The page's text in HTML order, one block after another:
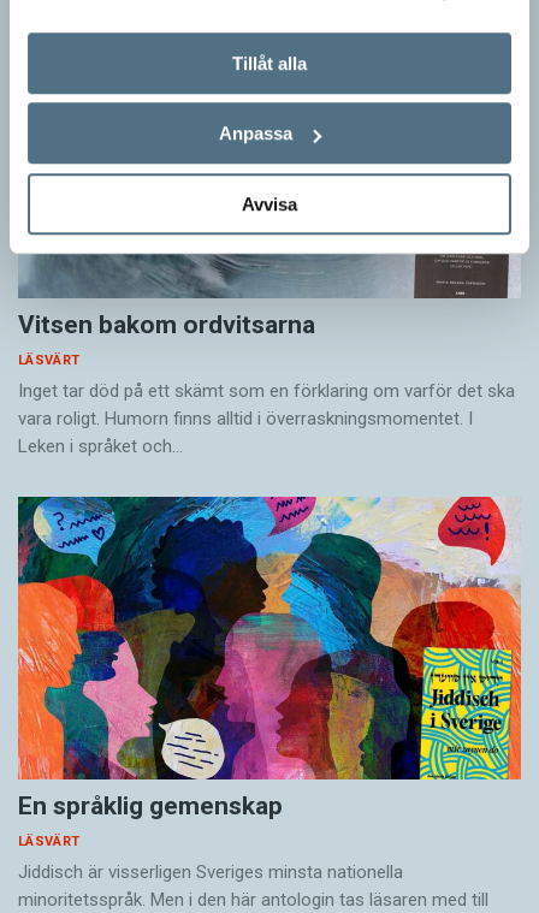
Tillåt alla
Anpassa
Avvisa
Vitsen bakom ordvitsarna
LÄSVÄRT
Inget tar död på ett skämt som en förklaring om varför det ska
vara roligt. Humorn finns alltid i överrask­ningsmomentet. I
Leken i språket och…
En språklig gemenskap
LÄSVÄRT
Jiddisch är visserligen Sveriges minsta nationella
minoritetsspråk. Men i den här antologin tas läsaren med till